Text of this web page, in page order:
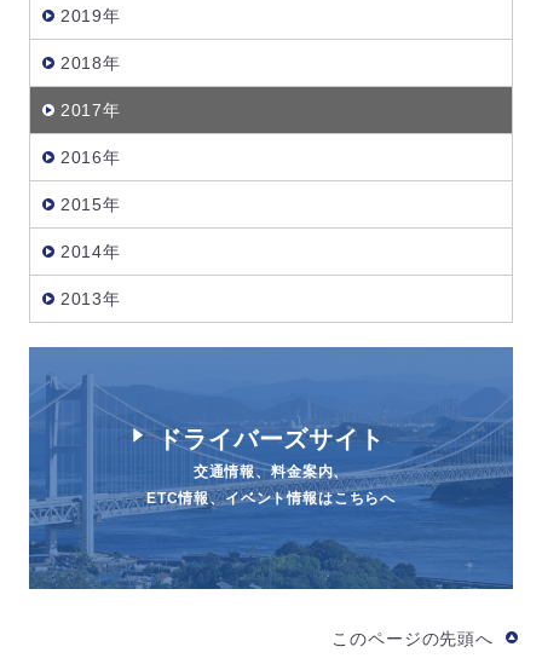
2019年
2018年
2017年
2016年
2015年
2014年
2013年
ドライバーズサイト
交通情報、料金案内、
ETC情報、イベント情報はこちらへ
このページの先頭へ